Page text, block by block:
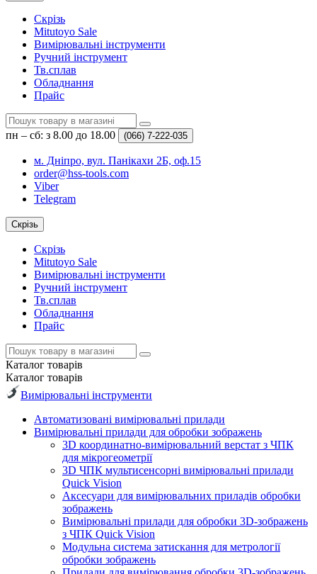
Скрізь
Mitutoyo Sale
Вимірювальні інструменти
Ручний інструмент
Тв.сплав
Обладнання
Прайс
пн – сб: з 8.00 до 18.00 (066) 7-222-035
м. Дніпро, вул. Панікахи 2Б, оф.15
order@hss-tools.com
Viber
Telegram
Скрізь
Скрізь
Mitutoyo Sale
Вимірювальні інструменти
Ручний інструмент
Тв.сплав
Обладнання
Прайс
Каталог товарів
Каталог товарів
Вимірювальні інструменти
Автоматизовані вимірювальні прилади
Вимірювальні прилади для обробки зображень
3D координатно-вимірювальний верстат з ЧПК
для мікрогеометрії
3D ЧПК мультисенсорні вимірювальні прилади
Quick Vision
Аксесуари для вимірювальних приладів обробки
зображень
Вимірювальні прилади для обробки 3D-зображень
з ЧПК Quick Vision
Модульна система затискання для метрології
обробки зображень